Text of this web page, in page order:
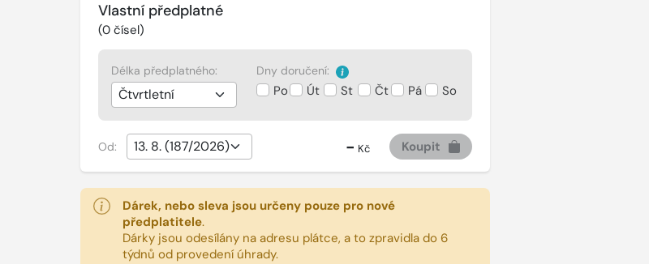
Vlastní předplatné
(0čísel)
Délka předplatného: Dny doručení:
Po Út St Čt Pá So
Od: - Kč Koupit
Dárek, nebo sleva jsou určeny pouze pro nové
předplatitele.
Dárky jsou odesílány na adresu plátce, a to zpravidla do 6
týdnů od provedení úhrady.